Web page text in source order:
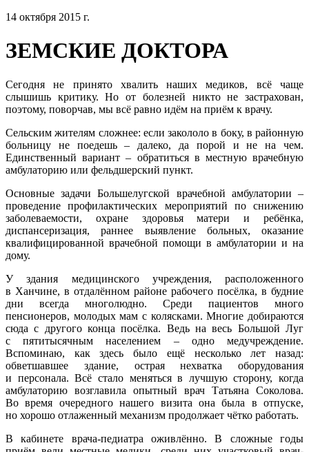
14 октября 2015 г.
ЗЕМСКИЕ ДОКТОРА
Cегодня не принято хвалить наших медиков, всё чаще
слышишь критику. Но от болезней никто не застрахован,
поэтому, поворчав, мы всё равно идём на приём к врачу.
Сельским жителям сложнее: если закололо в боку, в районную
больницу не поедешь – далеко, да порой и не на чем.
Единственный вариант – обратиться в местную врачебную
амбулаторию или фельдшерский пункт.
Основные задачи Большелугской врачебной амбулатории –
проведение профилактических мероприятий по снижению
заболеваемости, охране здоровья матери и ребёнка,
диспансеризация, раннее выявление больных, оказание
квалифицированной врачебной помощи в амбулатории и на
дому.
У здания медицинского учреждения, расположенного
в Ханчине, в отдалённом районе рабочего посёлка, в будние
дни всегда многолюдно. Среди пациентов много
пенсионеров, молодых мам с колясками. Многие добираются
сюда с другого конца посёлка. Ведь на весь Большой Луг
с пятитысячным населением – одно медучреждение.
Вспоминаю, как здесь было ещё несколько лет назад:
обветшавшее здание, острая нехватка оборудования
и персонала. Всё стало меняться в лучшую сторону, когда
амбулаторию возглавила опытный врач Татьяна Соколова.
Во время очередного нашего визита она была в отпуске,
но хорошо отлаженный механизм продолжает чётко работать.
В кабинете врача-педиатра оживлённо. В сложные годы